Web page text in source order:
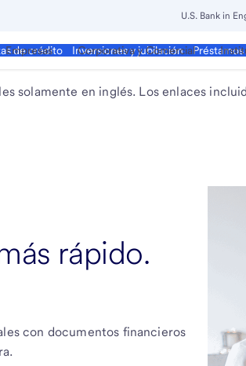
U.S. Bank in
de crédito Inversiones y jubilación
Empresas Corporativa y Comercial
solamente en inglés. Los enlaces
rápido.
con documentos financieros